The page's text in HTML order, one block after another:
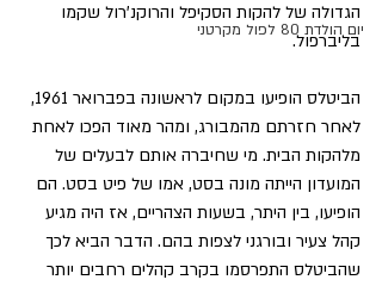
יום הולדת 80 לפול מקרטני
הגדולה של להקות הסקיפל והרוקנ'רול שקמו
בליברפול.
הביטלס הופיעו במקום לראשונה בפברואר 1961,
לאחר חזרתם מהמבורג, ומהר מאוד הפכו לאחת
מלהקות הבית. מי שחיברה אותם לבעלים של
המועדון הייתה מונה בסט, אמו של פיט בסט. הם
הופיעו, בין היתר, בשעות הצהריים, אז היה מגיע
קהל צעיר ובורגני לצפות בהם. הדבר הביא לכך
שהביטלס התפרסמו בקרב קהלים רחבים יותר